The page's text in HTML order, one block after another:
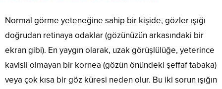
Normal görme yeteneğine sahip bir kişide, gözler ışığı
doğrudan retinaya odaklar (gözünüzün arkasındaki bir
ekran gibi). En yaygın olarak, uzak görüşlülüğe, yeterince
kavisli olmayan bir kornea (gözün önündeki şeffaf tabaka)
veya çok kısa bir göz küresi neden olur. Bu iki sorun ışığın